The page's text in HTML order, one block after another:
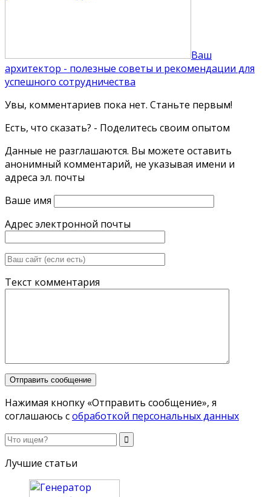
Ваш
архитектор - полезные советы и рекомендации для
успешного сотрудничества
Увы, комментариев пока нет. Станьте первым!
Есть, что сказать? - Поделитесь своим опытом
Данные не разглашаются. Вы можете оставить
анонимный комментарий, не указывая имени и
адреса эл. почты
Ваше имя
Адрес электронной почты
Текст комментария
Нажимая кнопку «Отправить сообщение», я
соглашаюсь собработкой персональных данных
Лучшие статьи